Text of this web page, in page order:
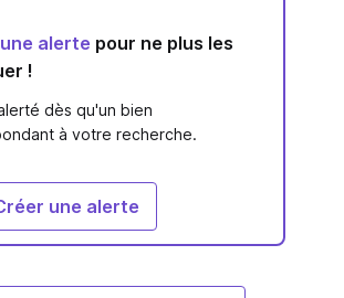
alerte pour ne plus les
!
dès qu'un bien
à votre recherche.
une alerte